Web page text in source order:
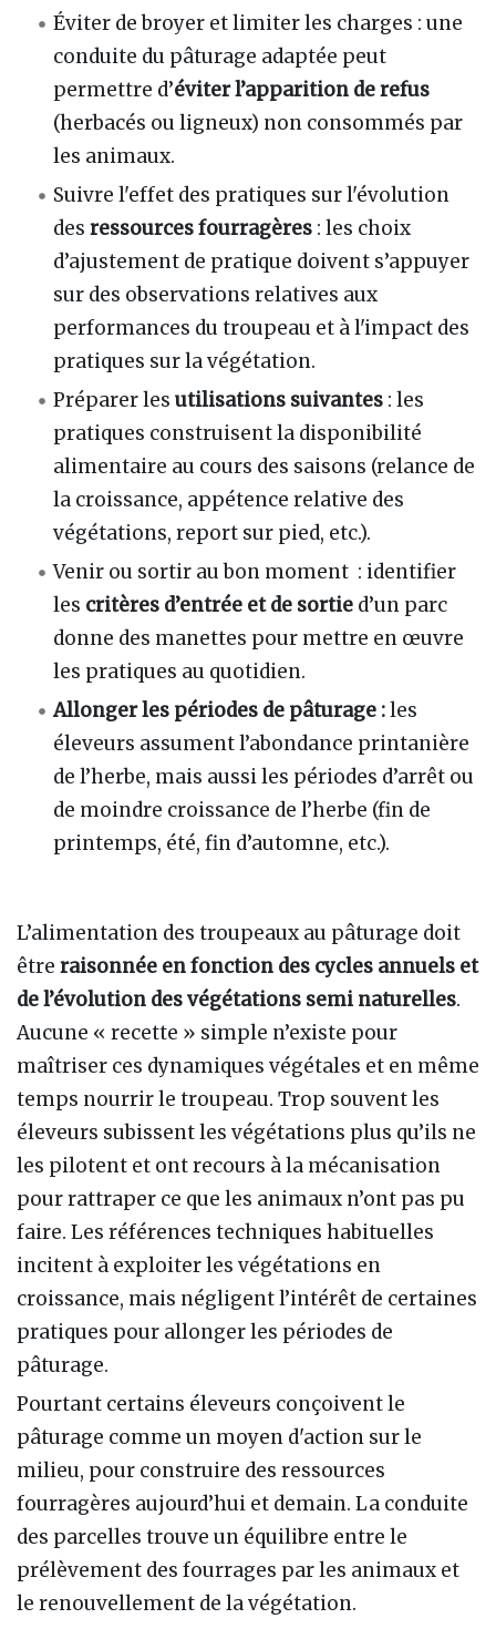
Éviter de broyer et limiter les charges : une
conduite du pâturage adaptée peut
permettre d’éviter l’apparition de refus
(herbacés ou ligneux) non consommés par
les animaux.
Suivre l'effet des pratiques sur l'évolution
desressources fourragères : les choix
d’ajustement de pratique doivent s’appuyer
sur des observations relatives aux
performances du troupeau et à l'impact des
pratiques sur la végétation.
Préparer lesutilisations suivantes : les
pratiques construisent la disponibilité
alimentaire au cours des saisons (relance de
la croissance, appétence relative des
végétations, report sur pied, etc.).
Venir ou sortir au bon moment : identifier
les critères d’entrée et de sortie d’un parc
donne des manettes pour mettre en œuvre
les pratiques au quotidien.
Allonger les périodes de pâturage :les
éleveurs assument l’abondance printanière
de l’herbe, mais aussi les périodes d’arrêt ou
de moindre croissance de l’herbe (fin de
printemps, été, fin d’automne, etc.).
L’alimentation des troupeaux au pâturage doit
être raisonnée en fonction des cycles annuels et
de l’évolution des végétations semi naturelles.
Aucune « recette » simple n’existe pour
maîtriser ces dynamiques végétales et en même
temps nourrir le troupeau. Trop souvent les
éleveurs subissent les végétations plus qu’ils ne
les pilotent et ont recours à la mécanisation
pour rattraper ce que les animaux n’ont pas pu
faire. Les références techniques habituelles
incitent à exploiter les végétations en
croissance, mais négligent l’intérêt de certaines
pratiques pour allonger les périodes de
pâturage.
Pourtant certains éleveurs conçoivent le
pâturage comme un moyen d'action sur le
milieu, pour construire des ressources
fourragères aujourd’hui et demain. La conduite
des parcelles trouve un équilibre entre le
prélèvement des fourrages par les animaux et
le renouvellement de la végétation.